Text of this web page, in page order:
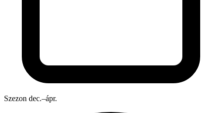
Szezon dec.–ápr.